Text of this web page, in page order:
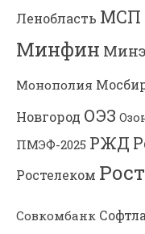
Ленобласть МСП
Минфин
Монополия
Новгород ОЭЗ
ПМЭФ-2025 РЖД
Ростелеком
Совкомбанк